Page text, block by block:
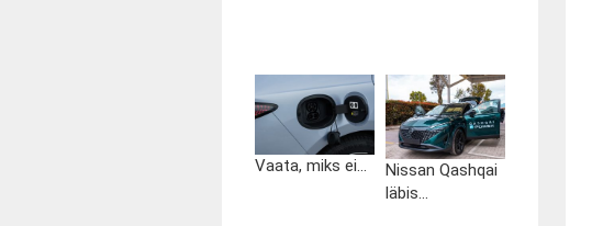
Vaata, miks ei...
Nissan Qashqai
läbis...